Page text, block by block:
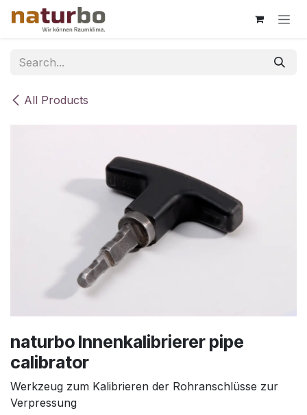
Skip to Content
All Products
naturbo Innenkalibrierer pipe
calibrator
Werkzeug zum Kalibrieren der Rohranschlüsse zur
Verpressung